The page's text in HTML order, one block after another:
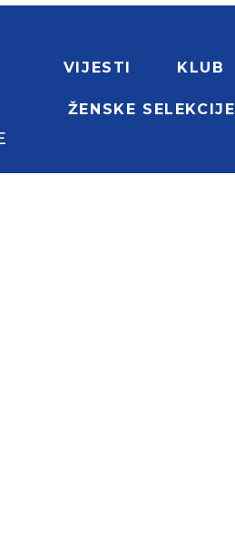
VIJESTI KLUB
ŽENSKE SELEKCIJE